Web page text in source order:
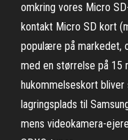
omkring vores Micro
kontakt Micro SD kort
populære på markedet,
med en størrelse på 15
hukommelseskort
lagringsplads til
mens videokamera-